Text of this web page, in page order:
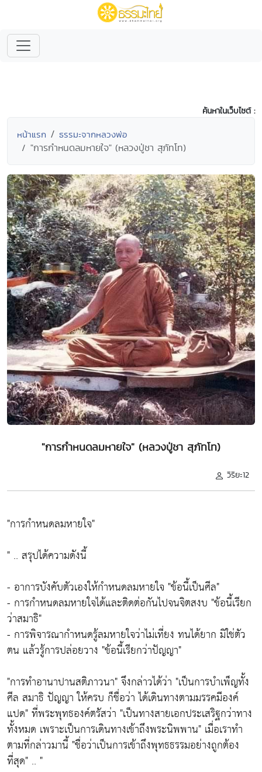
ค้นหาในเว็บไซต์ :
หน้าแรก ธรรมะจากหลวงพ่อ
"การกำหนดลมหายใจ" (หลวงปู่ชา สุภัทโท)
"การกำหนดลมหายใจ" (หลวงปู่ชา สุภัทโท)
วิริยะ12
"การกำหนดลมหายใจ"
" .. สรุปได้ความดังนี้
- อาการบังคับตัวเองให้กำหนดลมหายใจ "ข้อนี้เป็นศีล"
- การกำหนดลมหายใจได้และติดต่อกันไปจนจิตสงบ "ข้อนี้เรียก
ว่าสมาธิ"
- การพิจารณากำหนดรู้ลมหายใจว่าไม่เที่ยง ทนได้ยาก มิใช่ตัว
ตน แล้วรู้การปล่อยวาง "ข้อนี้เรียกว่าปัญญา"
"การทำอานาปานสติภาวนา"จึงกล่าวได้ว่า "เป็นการบำเพ็ญทั้ง
ศีล สมาธิ ปัญญา ให้ครบ ก็ชื่อว่า ได้เดินทางตามมรรคมีองค์
แปด"ที่พระพุทธองค์ตรัสว่า "เป็นทางสายเอกประเสริฐกว่าทาง
ทั้งหมด เพราะเป็นการเดินทางเข้าถึงพระนิพพาน" เมื่อเราทำ
ตามที่กล่าวมานี้ "ชื่อว่าเป็นการเข้าถึงพุทธธรรมอย่างถูกต้อง
ที่สุด" .. "